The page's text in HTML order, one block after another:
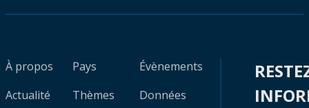
À propos
Actualité
Pays
Thèmes
Évènements
Données